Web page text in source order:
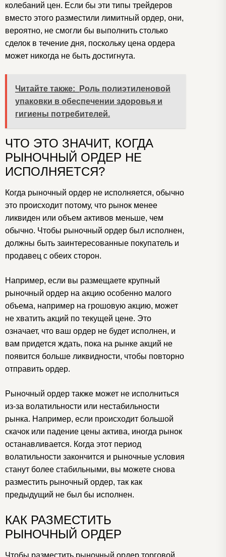
колебаний цен. Если бы эти типы трейдеров
вместо этого разместили лимитный ордер, они,
вероятно, не смогли бы выполнить столько
сделок в течение дня, поскольку цена ордера
может никогда не быть достигнута.
Читайте также:
Роль полиэтиленовой
упаковки в обеспечении здоровья и
гигиены потребителей.
ЧТО ЭТО ЗНАЧИТ, КОГДА
РЫНОЧНЫЙ ОРДЕР НЕ
ИСПОЛНЯЕТСЯ?
Когда рыночный ордер не исполняется, обычно
это происходит потому, что рынок менее
ликвиден или объем активов меньше, чем
обычно. Чтобы рыночный ордер был исполнен,
должны быть заинтересованные покупатель и
продавец с обеих сторон.
Например, если вы размещаете крупный
рыночный ордер на акцию особенно малого
объема, например на грошовую акцию, может
не хватить акций по текущей цене. Это
означает, что ваш ордер не будет исполнен, и
вам придется ждать, пока на рынке акций не
появится больше ликвидности, чтобы повторно
отправить ордер.
Рыночный ордер также может не исполниться
из-за волатильности или нестабильности
рынка. Например, если происходит большой
скачок или падение цены актива, иногда рынок
останавливается. Когда этот период
волатильности закончится и рыночные условия
станут более стабильными, вы можете снова
разместить рыночный ордер, так как
предыдущий не был бы исполнен.
КАК РАЗМЕСТИТЬ
РЫНОЧНЫЙ ОРДЕР
Чтобы разместить рыночный ордер торговой